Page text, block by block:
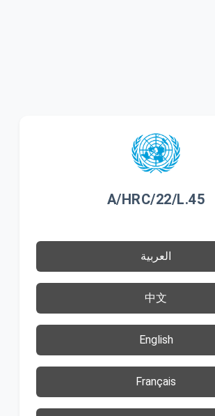
A/HRC/22/L.45
العربية
中文
English
Français